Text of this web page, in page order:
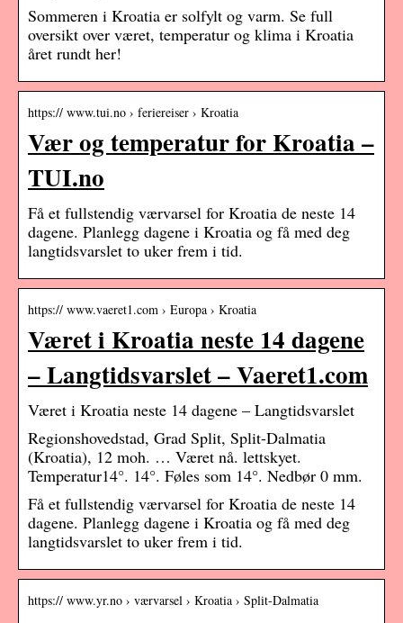
Sommeren i Kroatia er solfylt og varm. Se full
oversikt over været, temperatur og klima i Kroatia
året rundt her!
https:// www.tui.no › feriereiser › Kroatia
Vær og temperatur for Kroatia –
TUI.no
Få et fullstendig værvarsel for Kroatia de neste 14
dagene. Planlegg dagene i Kroatia og få med deg
langtidsvarslet to uker frem i tid.
https:// www.vaeret1.com › Europa › Kroatia
Været i Kroatia neste 14 dagene
– Langtidsvarslet – Vaeret1.com
Været i Kroatia neste 14 dagene – Langtidsvarslet
Regionshovedstad, Grad Split, Split-Dalmatia
(Kroatia), 12 moh. … Været nå. lettskyet.
Temperatur14°. 14°. Føles som 14°. Nedbør 0 mm.
Få et fullstendig værvarsel for Kroatia de neste 14
dagene. Planlegg dagene i Kroatia og få med deg
langtidsvarslet to uker frem i tid.
https:// www.yr.no › værvarsel › Kroatia › Split-Dalmatia